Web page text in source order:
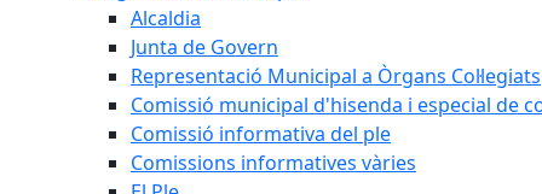
Alcaldia
Junta de Govern
Representació Municipal a Òrgans Col·legiats
Comissió municipal d'hisenda i especial de
Comissió informativa del ple
Comissions informatives vàries